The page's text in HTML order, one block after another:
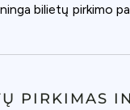
bilietų pirkimo
PIRKIMAS